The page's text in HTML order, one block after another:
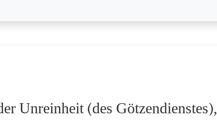
Unreinheit (des Götzendienstes),